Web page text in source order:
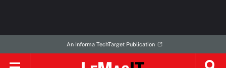
An Informa TechTarget Publication